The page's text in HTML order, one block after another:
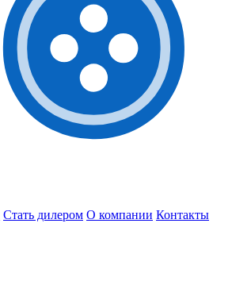
Стать дилером О компании Контакты